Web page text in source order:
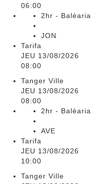
06:00
2hr - Baléaria
JON
Tarifa
JEU 13/08/2026
08:00
Tanger Ville
JEU 13/08/2026
08:00
2hr - Baléaria
AVE
Tarifa
JEU 13/08/2026
10:00
Tanger Ville